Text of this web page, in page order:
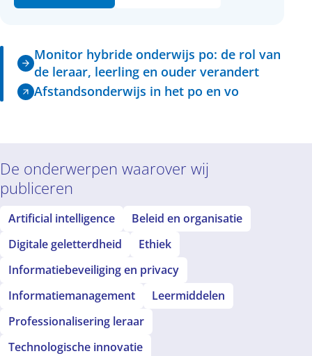
Monitor hybride onderwijs po: de rol van
de leraar, leerling en ouder verandert
Afstandsonderwijs in het po en vo
De onderwerpen waarover wij
publiceren
Artificial intelligence
Beleid en organisatie
Digitale geletterdheid
Ethiek
Informatiebeveiliging en privacy
Informatiemanagement
Leermiddelen
Professionalisering leraar
Technologische innovatie